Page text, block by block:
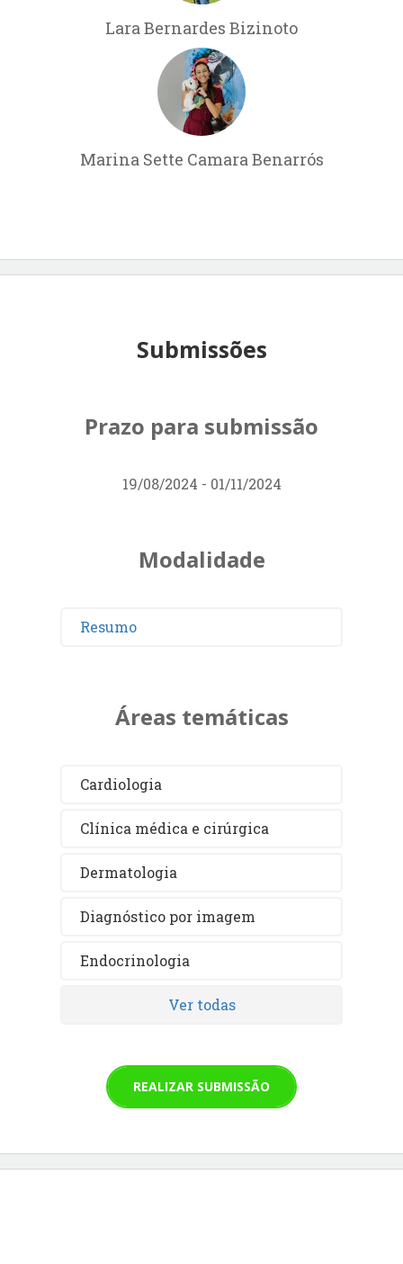
Lara Bernardes Bizinoto
Marina Sette Camara Benarrós
Submissões
Prazo para submissão
19/08/2024 - 01/11/2024
Modalidade
Resumo
Áreas temáticas
Cardiologia
Clínica médica e cirúrgica
Dermatologia
Diagnóstico por imagem
Endocrinologia
Ver todas
REALIZAR SUBMISSÃO